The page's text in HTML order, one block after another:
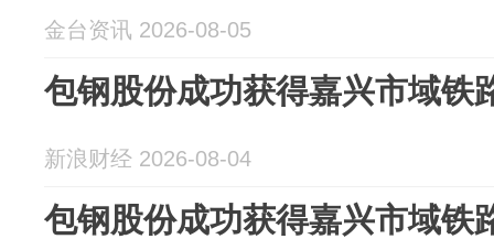
金台资讯 2026-08-05
包钢股份成功获得嘉兴市域铁
新浪财经 2026-08-04
包钢股份成功获得嘉兴市域铁